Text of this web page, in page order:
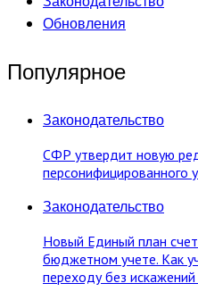
Обновления
Популярное
Законодательство
СФР утвердит новую
персонифицированного
Законодательство
Новый Единый план
бюджетном учете. Как
переходу без